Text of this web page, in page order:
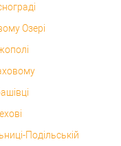
Озері
Подільській